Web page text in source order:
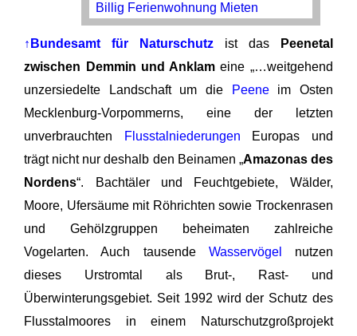
Billig Ferienwohnung Mieten
↑Bundesamt für Naturschutz ist das
Peenetal
zwischen Demmin und Anklam eine „…weitgehend
unzersiedelte Landschaft um die
Peeneim Osten
Mecklenburg-Vorpommerns, eine der letzten
unverbrauchten
Flusstalniederungen Europas und
trägt nicht nur deshalb den Beinamen „Amazonas des
Nordens“. Bachtäler und Feuchtgebiete, Wälder,
Moore, Ufersäume mit Röhrichten sowie Trockenrasen
und Gehölzgruppen beheimaten zahlreiche
Vogelarten. Auch tausende Wasservögel
nutzen
dieses Urstromtal als Brut-, Rast- und
Überwinterungsgebiet. Seit 1992 wird der Schutz des
Flusstalmoores in einem Naturschutzgroßprojekt